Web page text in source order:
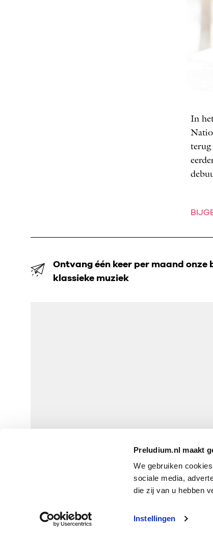
Preludium.nl maakt
We gebruiken
sociale media,
die zij van u hebben
Instellingen
In
terug
Ontvang één keer per maand onze
klassieke muziek